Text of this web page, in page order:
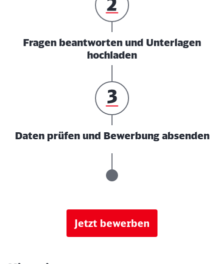
Fragen beantworten und Unterlagen
hochladen
Daten prüfen und Bewerbung absenden
Jetzt bewerben